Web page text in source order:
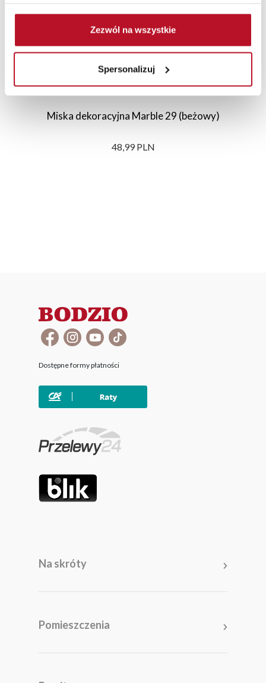
Zezwól na wszystkie
Spersonalizuj
Miska dekoracyjna Marble 29 (beżowy)
48,99 PLN
Dostępne formy płatności
Na skróty
Pomieszczenia